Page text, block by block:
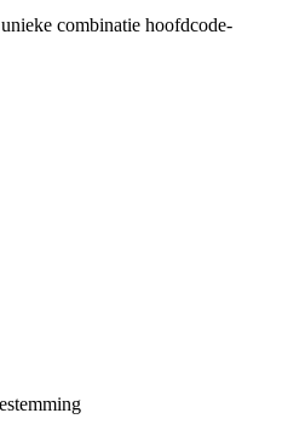
combinatie hoofdcode-